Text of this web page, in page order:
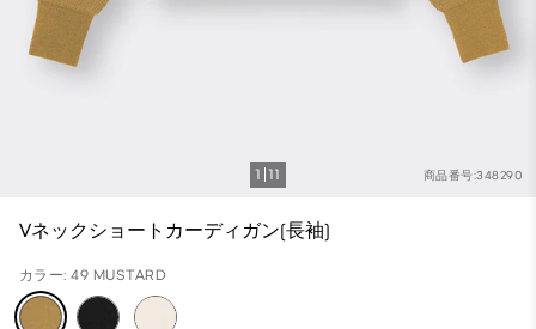
商品番号:348290
1 11
Vネックショートカーディガン(長袖)
カラー: 49 MUSTARD